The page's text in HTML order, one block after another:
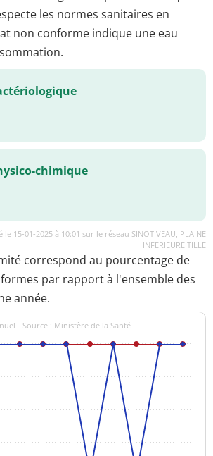
les normes sanitaires en
non conforme indique une eau
chimique
15-01-2025 à 10:01 sur le réseau SINOTIVEAU, PLAINE
INFERIEURE TILLE
correspond au pourcentage de
par rapport à l'ensemble des
année.
- Source : Ministère de la Santé